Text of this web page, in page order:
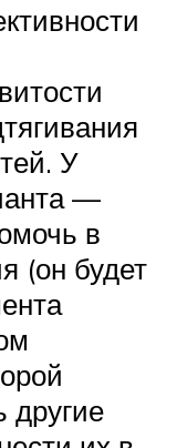
У
—
в
(он будет
другие